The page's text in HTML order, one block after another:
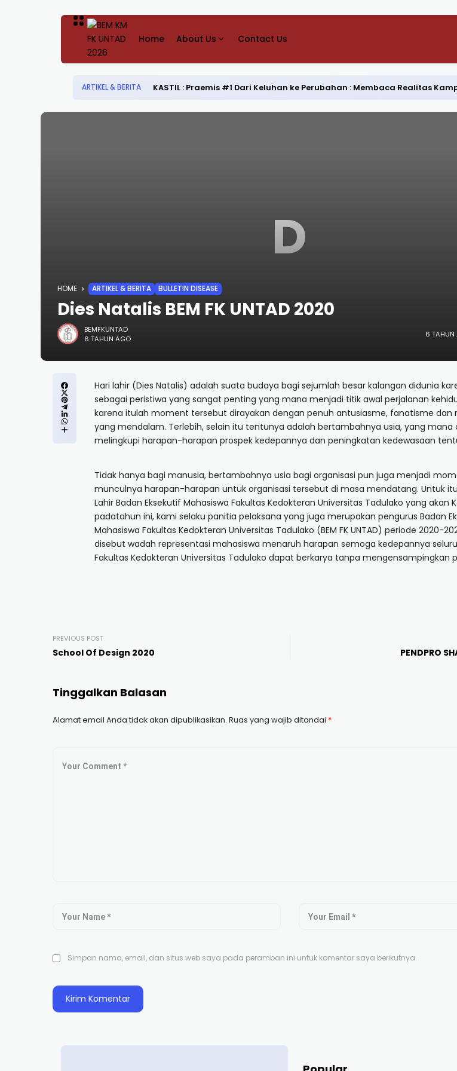
Home About Us Contact Us
ARTIKEL & BERITA KASTIL : Praemis #1 Dari Keluhan ke Perubahan : Membaca Realitas
D
HOME ARTIKEL & BERITA BULLETIN DISEASE
Dies Natalis BEM FK UNTAD 2020
BEMFKUNTAD
6 TAHUN AGO
6 TAHUN
Hari lahir (Dies Natalis) adalah suata budaya bagi sejumlah besar kalangan didunia
sebagai peristiwa yang sangat penting yang mana menjadi titik awal perjalanan
karena itulah moment tersebut dirayakan dengan penuh antusiasme, fanatisme dan
yang mendalam. Terlebih, selain itu tentunya adalah bertambahnya usia, yang mana
melingkupi harapan-harapan prospek kedepannya dan peningkatan kedewasaan
Tidak hanya bagi manusia, bertambahnya usia bagi organisasi pun juga menjadi
munculnya harapan-harapan untuk organisasi tersebut di masa mendatang. Untuk
Lahir Badan Eksekutif Mahasiswa Fakultas Kedokteran Universitas Tadulako yang akan
padatahun ini, kami selaku panitia pelaksana yang juga merupakan pengurus Badan
Mahasiswa Fakultas Kedokteran Universitas Tadulako (BEM FK UNTAD) periode 2020-
disebut wadah representasi mahasiswa menaruh harapan semoga kedepannya
Fakultas Kedokteran Universitas Tadulako dapat berkarya tanpa mengensampingkan
PREVIOUS POST
School Of Design 2020 PENDPRO
Tinggalkan Balasan
Alamat email Anda tidak akan dipublikasikan. Ruas yang wajib ditandai *
Simpan nama, email, dan situs web saya pada peramban ini untuk komentar saya berikutnya.